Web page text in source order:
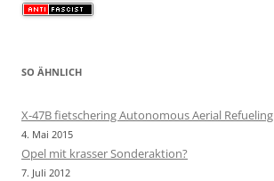
SO ÄHNLICH
X-47B fietschering Autonomous Aerial Refueling
4. Mai 2015
Opel mit krasser Sonderaktion?
7. Juli 2012